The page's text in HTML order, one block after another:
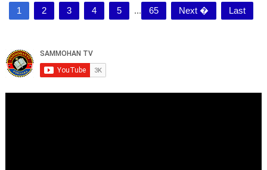
1 2 3 4 5 ... 65 Next � Last